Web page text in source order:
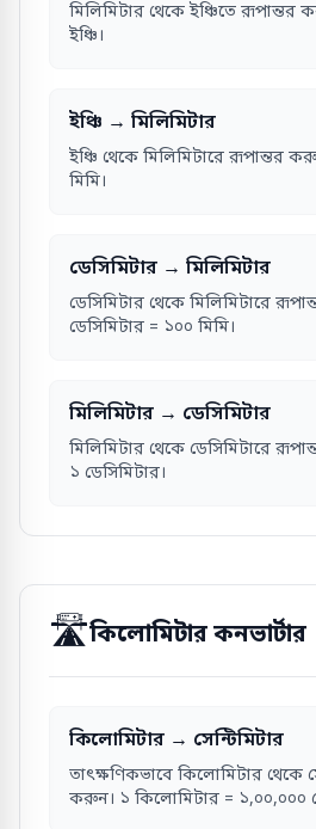
মিলিমিটার থেকে ইঞ্চিতে রূপান্তর
ইঞ্চি।
ইঞ্চি → মিলিমিটার
ইঞ্চি থেকে মিলিমিটারে রূপান্তর
মিমি।
ডেসিমিটার → মিলিমিটার
ডেসিমিটার থেকে মিলিমিটারে
ডেসিমিটার = ১০০ মিমি।
মিলিমিটার → ডেসিমিটার
মিলিমিটার থেকে ডেসিমিটারে
১ ডেসিমিটার।
🛣️কিলোমিটার কনভার্টার
কিলোমিটার → সেন্টিমিটার
তাৎক্ষণিকভাবে কিলোমিটার থেকে
করুন। ১ কিলোমিটার = ১,০০,০০০